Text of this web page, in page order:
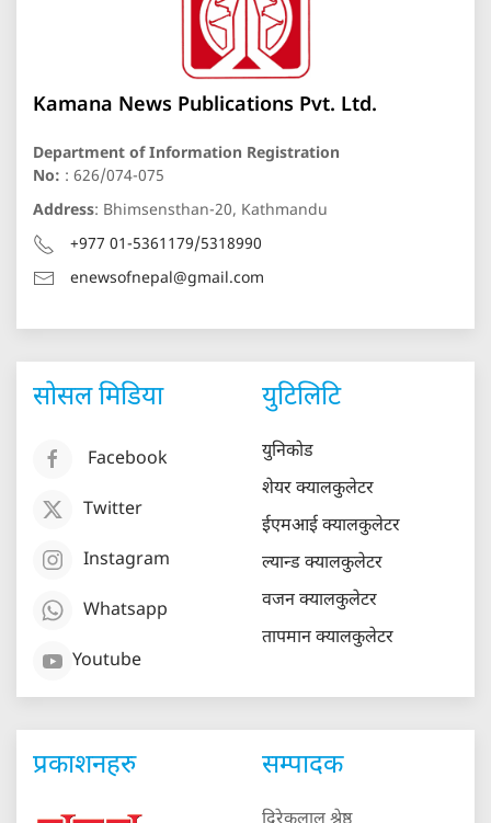
Kamana News Publications Pvt. Ltd.
Department of Information Registration
No: : 626/074-075
Address: Bhimsensthan-20, Kathmandu
+977 01-5361179/5318990
enewsofnepal@gmail.com
सोसल मिडिया
Facebook
Twitter
Instagram
Whatsapp
Youtube
युटिलिटि
युनिकोड
शेयर क्यालकुलेटर
ईएमआई क्यालकुलेटर
ल्यान्ड क्यालकुलेटर
वजन क्यालकुलेटर
तापमान क्यालकुलेटर
प्रकाशनहरु सम्पादक